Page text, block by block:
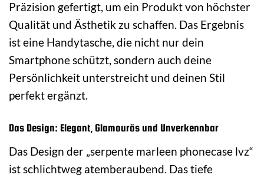
Präzision gefertigt, um ein Produkt von höchster
Qualität und Ästhetik zu schaffen. Das Ergebnis
ist eine Handytasche, die nicht nur dein
Smartphone schützt, sondern auch deine
Persönlichkeit unterstreicht und deinen Stil
perfekt ergänzt.
Das Design: Elegant, Glamourös und Unverkennbar
Das Design der „serpente marleen phonecase lvz“
ist schlichtweg atemberaubend. Das tiefe